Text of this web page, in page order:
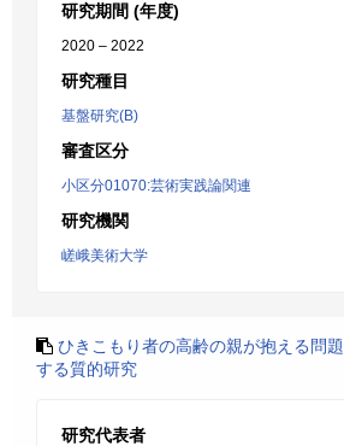
研究期間 (年度)
2020 – 2022
研究種目
基盤研究(B)
審査区分
小区分01070:芸術実践論関連
研究機関
嵯峨美術大学
ひきこもり者の高齢の親が抱える問
する質的研究
研究代表者